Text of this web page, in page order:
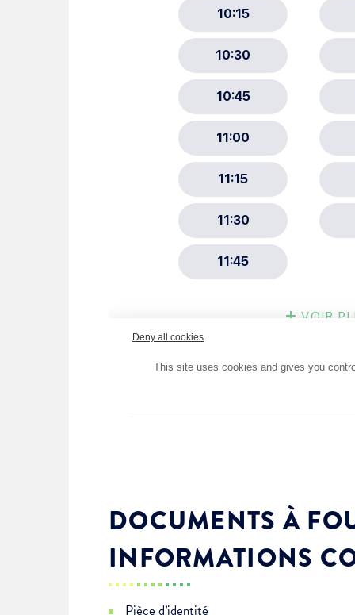
DOCUMENTS À
INFORMATIONS
Pièce d’identité
Choisissez votre
Alertes Mail
Newsletter Culture
Newsletter Sport et Vie